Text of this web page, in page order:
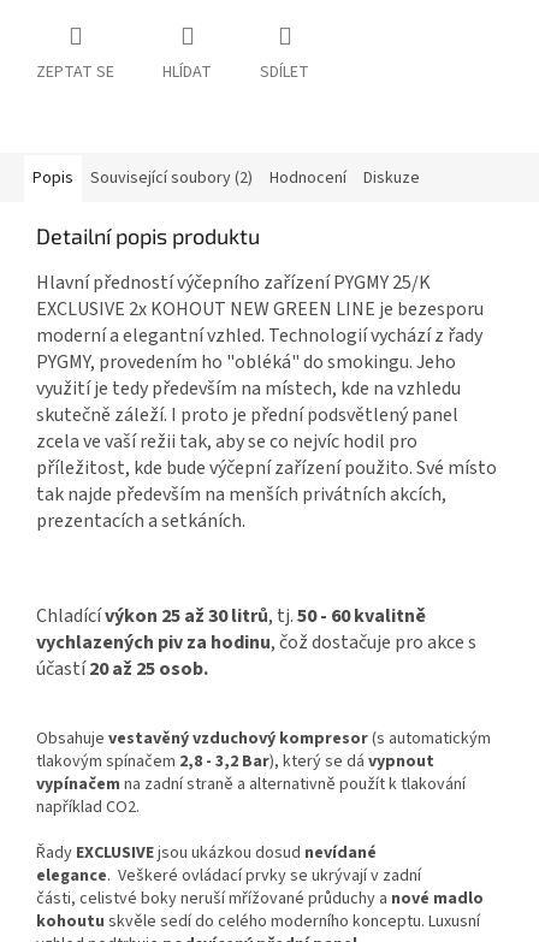
ZEPTAT SE HLÍDAT SDÍLET
Popis Související soubory (2) Hodnocení Diskuze
Detailní popis produktu
Hlavní předností výčepního zařízení PYGMY 25/K
EXCLUSIVE 2x KOHOUT NEW GREEN LINE je bezesporu
moderní a elegantní vzhled. Technologií vychází z řady
PYGMY, provedením ho "obléká" do smokingu. Jeho
využití je tedy především na místech, kde na vzhledu
skutečně záleží. I proto je přední podsvětlený panel
zcela ve vaší režii tak, aby se co nejvíc hodil pro
příležitost, kde bude výčepní zařízení použito. Své místo
tak najde především na menších privátních akcích,
prezentacích a setkáních.
Chladícívýkon 25 až 30 litrů, tj.50 - 60 kvalitně
vychlazených piv za hodinu, čož dostačuje pro akce s
účastí20 až 25 osob.
Obsahuje vestavěný vzduchový kompresor(s automatickým
tlakovým spínačem 2,8 - 3,2 Bar), který se dá vypnout
vypínačem na zadní straně a alternativně použít k tlakování
například CO­2.
Řady EXCLUSIVEjsou ukázkou dosud nevídané
elegance. Veškeré ovládací prvky se ukrývají v zadní
části, celistvé boky neruší mřížované průduchy a nové madlo
kohoutu skvěle sedí do celého moderního konceptu. Luxusní